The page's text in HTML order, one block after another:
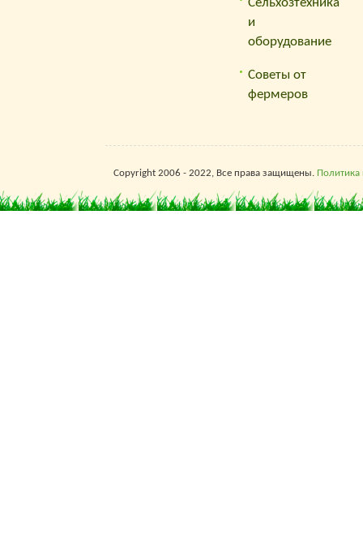
Сельхозтехника
и
оборудование
Советы от
фермеров
Copyright 2006 - 2022, Все права защищены. Политика